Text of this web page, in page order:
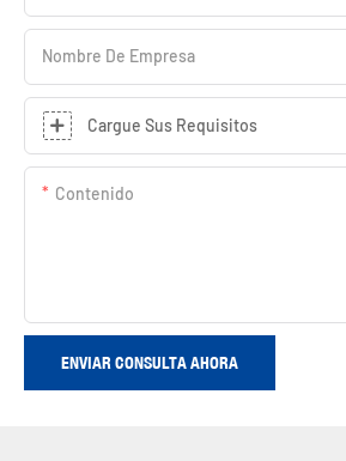
Nombre De Empresa
Cargue Sus Requisitos
Contenido
ENVIAR CONSULTA AHORA